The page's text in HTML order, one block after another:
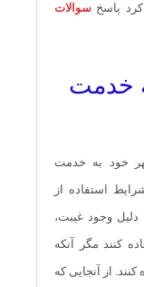
پاسخ سوالات
خدمت
خود به خدمت
استفاده از
وجود غیبت،
کنند مگر آنکه
کنند. از آنجایی که